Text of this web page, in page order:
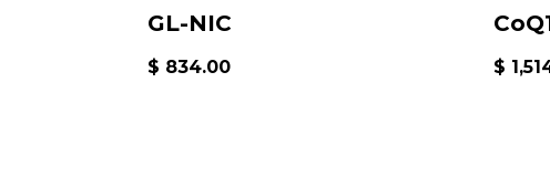
GL-NIC
$ 834.00 $